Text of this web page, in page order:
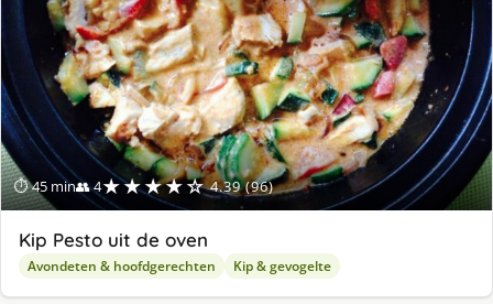
⏱ 45 min👥 4★★★★☆ 4.39 (96)
Kip Pesto uit de oven
Avondeten & hoofdgerechten Kip & gevogelte